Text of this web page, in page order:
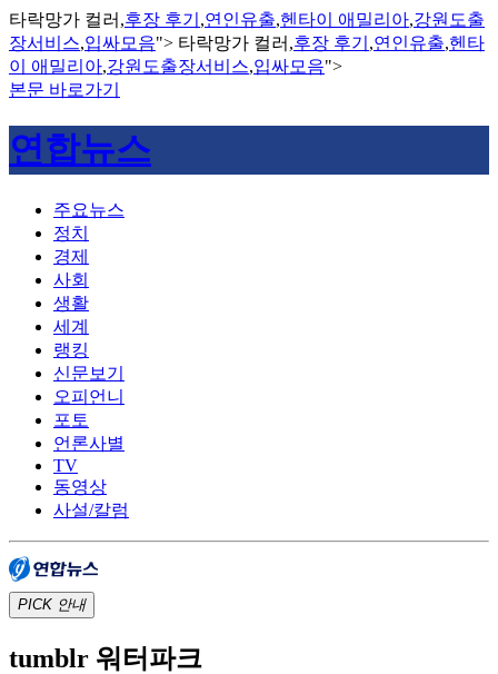
타락망가 컬러,후장 후기 ,연인유출,헨타이 애밀리아,강원도출
장서비스,입싸모음"> 타락망가 컬러,후장 후기 ,연인유출,헨타
이 애밀리아,강원도출장서비스,입싸모음">
본문 바로가기
연합뉴스
주요뉴스
정치
경제
사회
생활
세계
랭킹
신문보기
오피언니
포토
언론사별
TV
동영상
사설/칼럼
PICK 안내
tumblr 워터파크